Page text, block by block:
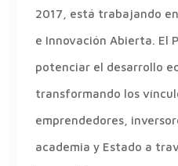
2017, está trabajando
e Innovación Abierta. El
potenciar el desarrollo
transformando los
emprendedores,
academia y Estado a